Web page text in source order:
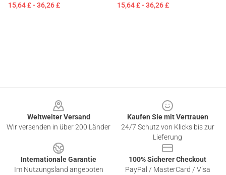
15,64 £ - 36,26 £ 15,64 £ - 36,26 £
Weltweiter Versand
Wir versenden in über 200 Länder
Kaufen Sie mit Vertrauen
24/7 Schutz von Klicks bis zur
Lieferung
Internationale Garantie
Im Nutzungsland angeboten
100% Sicherer Checkout
PayPal / MasterCard / Visa